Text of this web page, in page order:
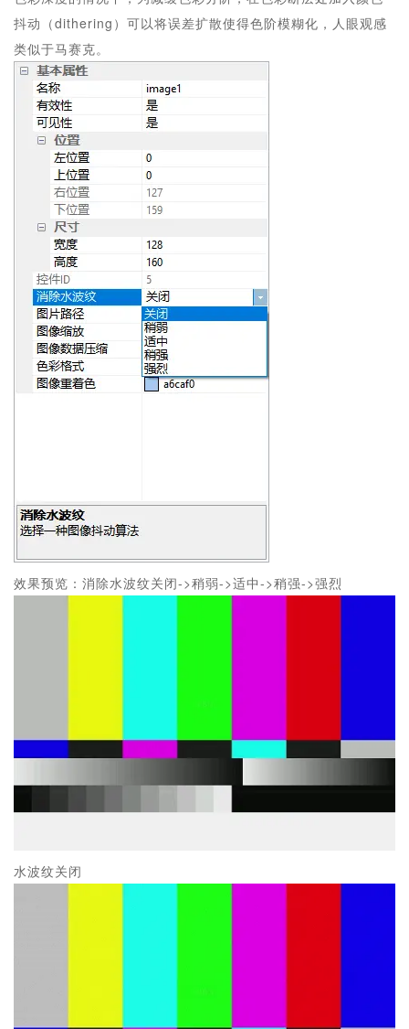
抖动（dithering）可以将误差扩散使得色阶模糊化，人眼观感
类似于马赛克。
效果预览：消除水波纹关闭->稍弱->适中->稍强->强烈
水波纹关闭